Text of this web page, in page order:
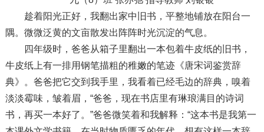
趁着阳光正好，我翻出家中旧书，平整地铺放在阳台一
隅。微微泛黄的文亩散发出阵阵时光沉淀的气息。
四年级时，爸爸从箱子里翻出一本包着牛皮纸的旧书，
牛皮纸上有一排用钢笔描粗的稚嫩的笔迹《唐宋词鉴赏辞
典》。爸爸把它交到我手里，我看着已经毛边的辞典，嗅着
淡淡霉味，皱着眉，“爸爸，现在书店里有琳琅满目的诗词
书，再买一本好了。”爸爸微笑着和我解释：“这本书是我第一